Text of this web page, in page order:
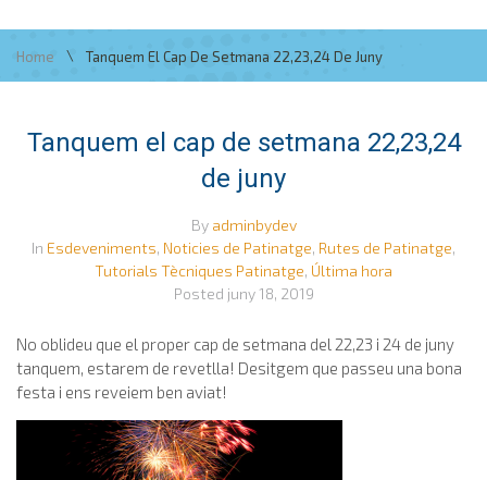
Home \ Tanquem El Cap De Setmana 22,23,24 De Juny
Tanquem el cap de setmana 22,23,24
de juny
By adminbydev
In Esdeveniments, Noticies de Patinatge, Rutes de Patinatge,
Tutorials Tècniques Patinatge, Última hora
Posted juny 18, 2019
No oblideu que el proper cap de setmana del 22,23 i 24 de juny
tanquem, estarem de revetlla! Desitgem que passeu una bona
festa i ens reveiem ben aviat!